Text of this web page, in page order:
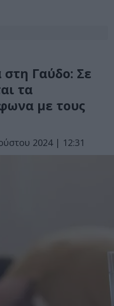
στη Γαύδο: Σε
τα
με τους
2024 | 12:31